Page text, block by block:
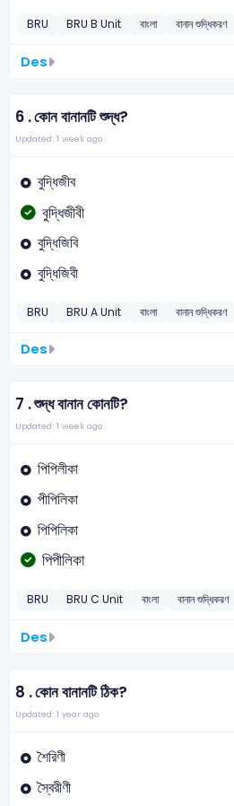
BRU BRU B Unit বাংলা বানান শুদ্ধিকরণ
Des
6 .কোন বানানটি শুদ্ধ?
Updated: 1 week ago
বুদ্ধিজীব
বুদ্ধিজীবী
বুদ্ধিজিবি
বুদ্ধিজিবী
BRU BRU A Unit বাংলা বানান শুদ্ধিকরণ
Des
7 .শুদ্ধ বানান কোনটি?
Updated: 1 week ago
পিপিলীকা
পীপিলিকা
পিপিলিকা
পিপীলিকা
BRU BRU C Unit বাংলা বানান শুদ্ধিকরণ
Des
8 .কোন বানানটি ঠিক?
Updated: 1 year ago
শৈরিণী
স্বৈরীণী